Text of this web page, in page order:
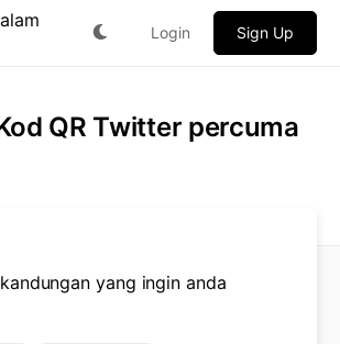
Login Sign Up
QR Twitter percuma
yang ingin anda